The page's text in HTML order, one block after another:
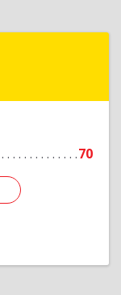
70
Подробнее